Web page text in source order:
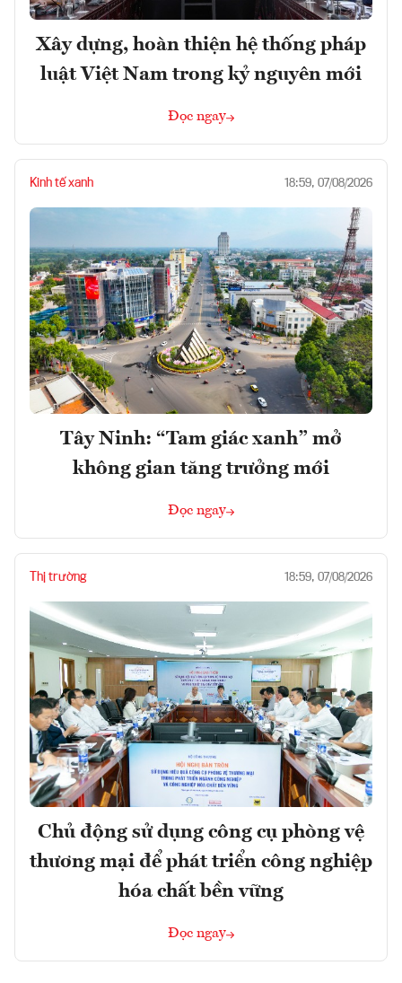
Xây dựng, hoàn thiện hệ thống pháp
luật Việt Nam trong kỷ nguyên mới
Đọc ngay
Kinh tế xanh 18:59, 07/08/2026
Tây Ninh: “Tam giác xanh” mở
không gian tăng trưởng mới
Đọc ngay
Thị trường 18:59, 07/08/2026
Chủ động sử dụng công cụ phòng vệ
thương mại để phát triển công nghiệp
hóa chất bền vững
Đọc ngay